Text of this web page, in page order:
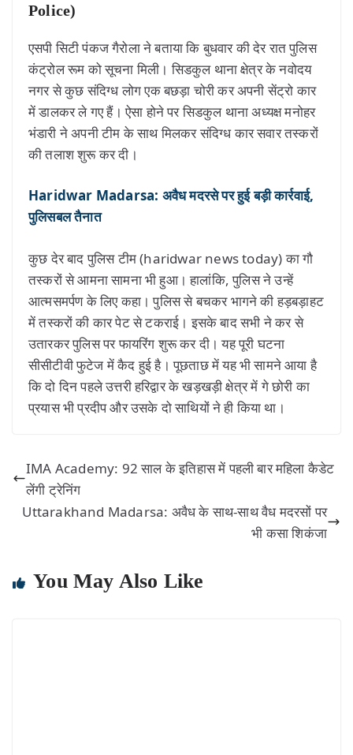
Police)
एसपी सिटी पंकज गैरोला ने बताया कि बुधवार की देर रात पुलिस
कंट्रोल रूम को सूचना मिली। सिडकुल थाना क्षेत्र के नवोदय
नगर से कुछ संदिग्ध लोग एक बछड़ा चोरी कर अपनी सेंट्रो कार
में डालकर ले गए हैं। ऐसा होने पर सिडकुल थाना अध्यक्ष मनोहर
भंडारी ने अपनी टीम के साथ मिलकर संदिग्ध कार सवार तस्करों
की तलाश शुरू कर दी।
Haridwar Madarsa: अवैध मदरसे पर हुई बड़ी कार्रवाई,
पुलिसबल तैनात
कुछ देर बाद पुलिस टीम (haridwar news today) का गौ
तस्करों से आमना सामना भी हुआ। हालांकि, पुलिस ने उन्हें
आत्मसमर्पण के लिए कहा। पुलिस से बचकर भागने की हड़बड़ाहट
में तस्करों की कार पेट से टकराई। इसके बाद सभी ने कर से
उतारकर पुलिस पर फायरिंग शुरू कर दी। यह पूरी घटना
सीसीटीवी फुटेज में कैद हुई है। पूछताछ में यह भी सामने आया है
कि दो दिन पहले उत्तरी हरिद्वार के खड़खड़ी क्षेत्र में गे छोरी का
प्रयास भी प्रदीप और उसके दो साथियों ने ही किया था।
IMA Academy: 92 साल के इतिहास में पहली बार महिला कैडेट
लेंगी ट्रेनिंग
Uttarakhand Madarsa: अवैध के साथ-साथ वैध मदरसों पर
भी कसा शिकंजा
You May Also Like